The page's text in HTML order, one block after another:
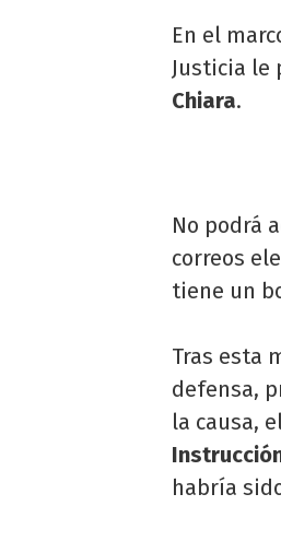
En el
Justicia le
Chiara.
No podrá
correos
tiene un
Tras esta
defensa,
la causa,
habría